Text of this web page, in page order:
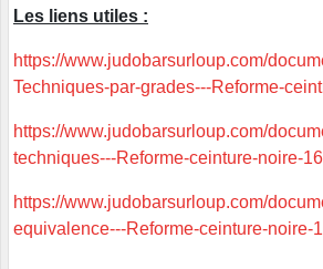
Les liens utiles :
https://www.judobarsurloup.com/
Techniques-par-grades---Reforme-
https://www.judobarsurloup.com/
techniques---Reforme-ceinture-noire-
https://www.judobarsurloup.com/
equivalence---Reforme-ceinture-noire-